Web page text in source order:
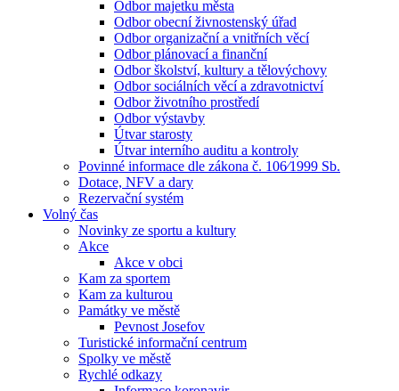
Odbor majetku města
Odbor obecní živnostenský úřad
Odbor organizační a vnitřních věcí
Odbor plánovací a finanční
Odbor školství, kultury a tělovýchovy
Odbor sociálních věcí a zdravotnictví
Odbor životního prostředí
Odbor výstavby
Útvar starosty
Útvar interního auditu a kontroly
Povinné informace dle zákona č. 106⁄1999 Sb.
Dotace, NFV a dary
Rezervační systém
Volný čas
Novinky ze sportu a kultury
Akce
Akce v obci
Kam za sportem
Kam za kulturou
Památky ve městě
Pevnost Josefov
Turistické informační centrum
Spolky ve městě
Rychlé odkazy